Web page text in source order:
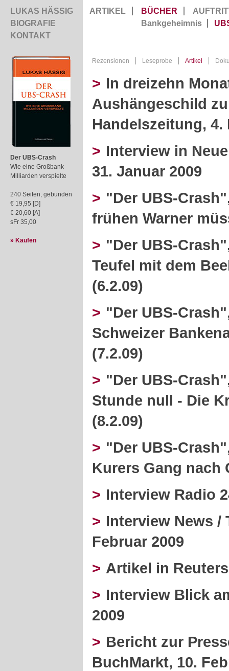
LUKAS HÄSSIG
BIOGRAFIE
KONTAKT
ARTIKEL BÜCHER
Bankgeheimnis
Der UBS-Crash
Wie eine Großbank
Milliarden verspielte
240 Seiten, gebunden
€ 19,95 [D]
€ 20,60 [A]
sFr 35,00
» Kaufen
Rezensionen Leseprobe Artikel
> In dreizehn
Aushängeschild
Handelszeitung, 4.
> Interview in
31. Januar 2009
> "Der UBS-
frühen Warner
> "Der UBS-
Teufel mit dem
(6.2.09)
> "Der UBS-
Schweizer
(7.2.09)
> "Der UBS-
Stunde null - Die
(8.2.09)
> "Der UBS-
Kurers Gang nach
> Interview Radio
> Interview News /
Februar 2009
> Artikel in
> Interview Blick
2009
> Bericht zur
BuchMarkt, 10.